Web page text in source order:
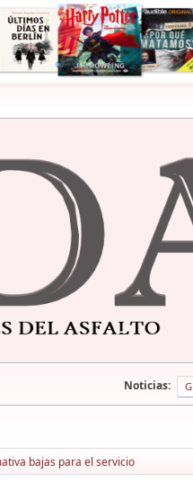
Noticias:
bajas para el servicio